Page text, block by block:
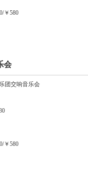
￥580
会
￥580